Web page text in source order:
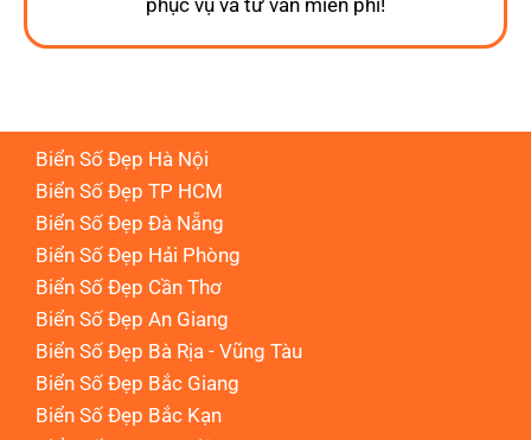
phục vụ và tư vấn miễn phí!
Biển Số Đẹp Hà Nội
Biển Số Đẹp TP HCM
Biển Số Đẹp Đà Nẵng
Biển Số Đẹp Hải Phòng
Biển Số Đẹp Cần Thơ
Biển Số Đẹp An Giang
Biển Số Đẹp Bà Rịa - Vũng Tàu
Biển Số Đẹp Bắc Giang
Biển Số Đẹp Bắc Kạn